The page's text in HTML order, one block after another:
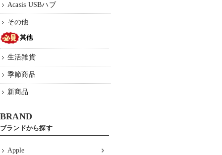
Acasis USBハブ
その他
其他
生活雑貨
季節商品
新商品
BRAND
ブランドから探す
Apple